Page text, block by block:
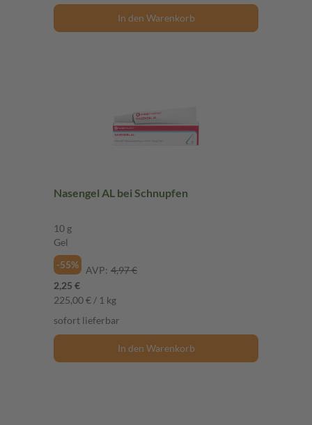
In den Warenkorb
Nasengel AL bei Schnupfen
10 g
Gel
-55%
AVP: 4,97 €
2,25 €
225,00 € / 1 kg
sofort lieferbar
In den Warenkorb